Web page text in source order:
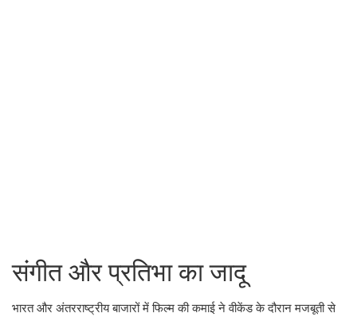
संगीत और प्रतिभा का जादू
भारत और अंतरराष्ट्रीय बाजारों में फिल्म की कमाई ने वीकेंड के दौरान मजबूती से